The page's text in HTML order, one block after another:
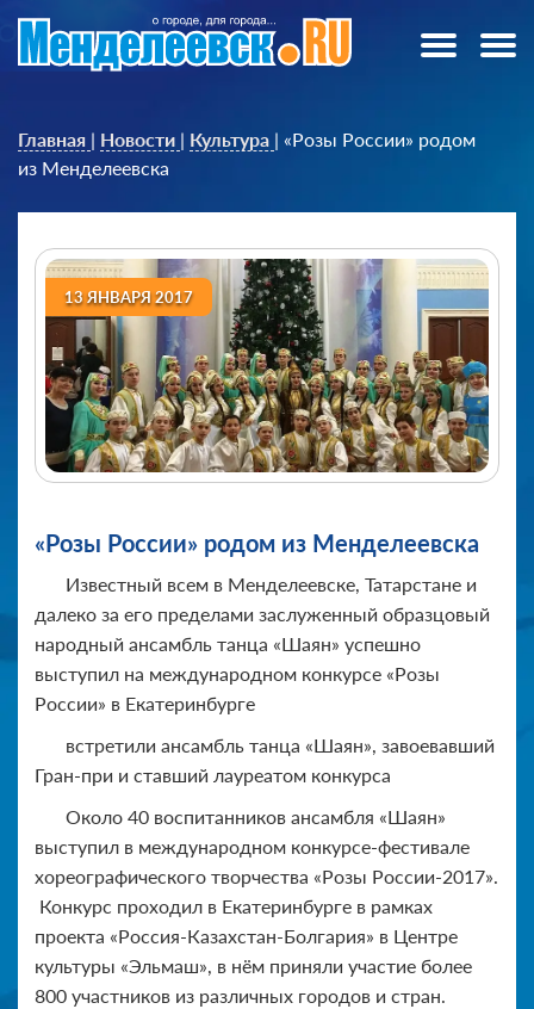
Главная | Новости | Культура | «Розы России» родом
из Менделеевска
13 ЯНВАРЯ 2017
«Розы России» родом из Менделеевска
Известный всем в Менделеевске, Татарстане и
далеко за его пределами заслуженный образцовый
народный ансамбль танца «Шаян» успешно
выступил на международном конкурсе «Розы
России» в Екатеринбурге
встретили ансамбль танца «Шаян», завоевавший
Гран-при и ставший лауреатом конкурса
Около 40 воспитанников ансамбля «Шаян»
выступил в международном конкурсе-фестивале
хореографического творчества «Розы России-2017».
Конкурс проходил в Екатеринбурге в рамках
проекта «Россия-Казахстан-Болгария» в Центре
культуры «Эльмаш», в нём приняли участие более
800 участников из различных городов и стран.